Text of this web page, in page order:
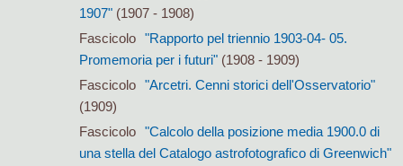
1907"(1907 - 1908)
Fascicolo
"Rapporto pel triennio 1903-04- 05.
Promemoria per i futuri"(1908 - 1909)
Fascicolo
"Arcetri. Cenni storici dell'Osservatorio"
(1909)
Fascicolo
"Calcolo della posizione media 1900.0 di
una stella del Catalogo astrofotografico di Greenwich"